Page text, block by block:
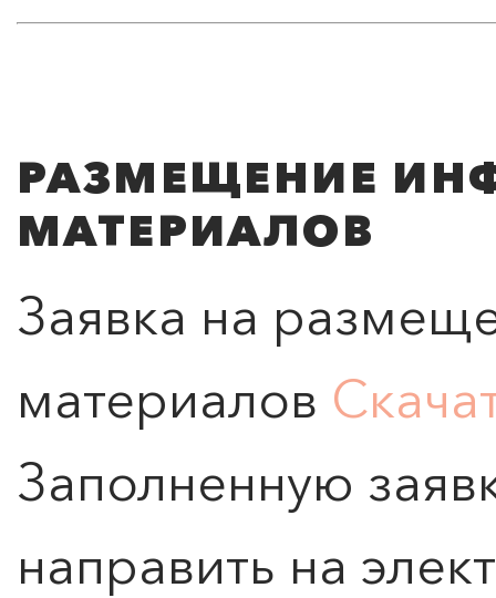
РАЗМЕЩЕНИЕ
МАТЕРИАЛОВ
Заявка на
материалов
Заполненную
направить на